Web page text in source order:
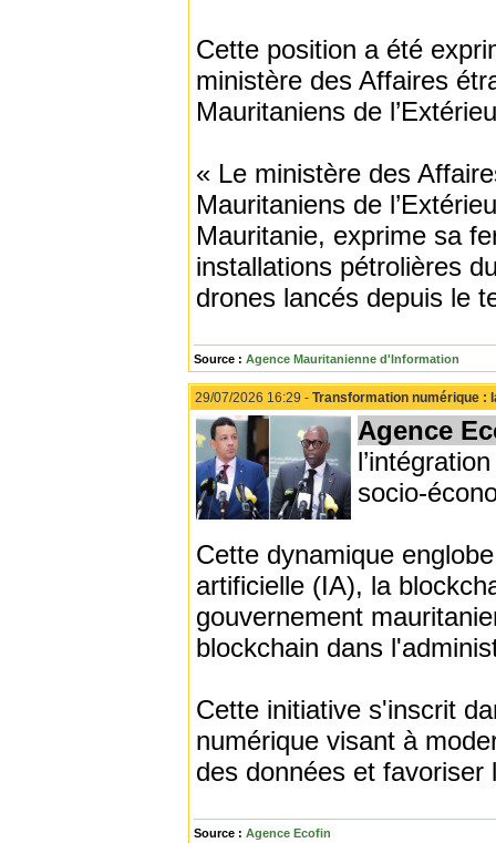
Cette position a été
ministère des Affaires
Mauritaniens de
« Le ministère des
Mauritaniens de
Mauritanie, exprime sa
installations pétrolières
drones lancés depuis le
Source : Agence Mauritanienne d'Information
29/07/2026 16:29 - Transformation numérique :
Agence
socio-
Cette dynamique
artificielle (IA), la
gouvernement
blockchain dans
Cette initiative s'inscrit
numérique visant à
des données et
Source : Agence Ecofin